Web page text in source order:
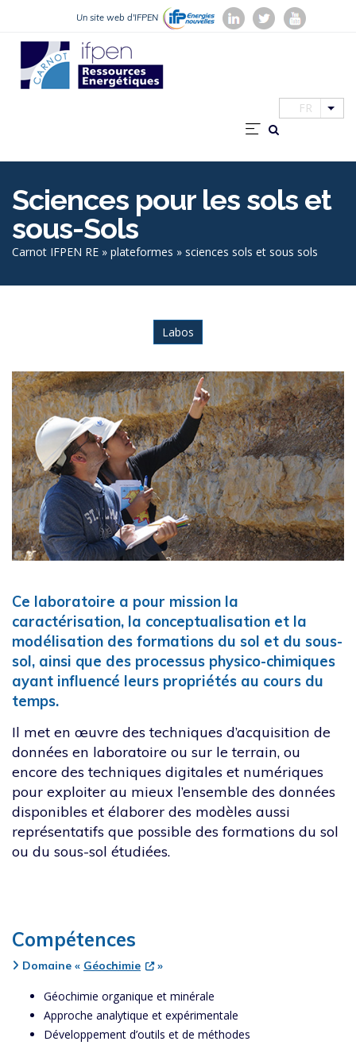
contenu
principal
Un site web d'IFPEN
principale
FR
Sciences pour les sols et
sous-Sols
Fil
d'Ariane
Carnot IFPEN RE plateformes sciences sols et sous sols
Portfolio
categories
Labos
Ce laboratoire a pour mission la
caractérisation, la conceptualisation et la
modélisation des formations du sol et du sous-
sol, ainsi que des processus physico-chimiques
ayant influencé leurs propriétés au cours du
temps.
Il met en œuvre des techniques d’acquisition de
données en laboratoire ou sur le terrain, ou
encore des techniques digitales et numériques
pour exploiter au mieux l’ensemble des données
disponibles et élaborer des modèles aussi
représentatifs que possible des formations du sol
ou du sous-sol étudiées.
Texte2
Compétences
Domaine « Géochimie »
Géochimie organique et minérale
Approche analytique et expérimentale
Développement d’outils et de méthodes